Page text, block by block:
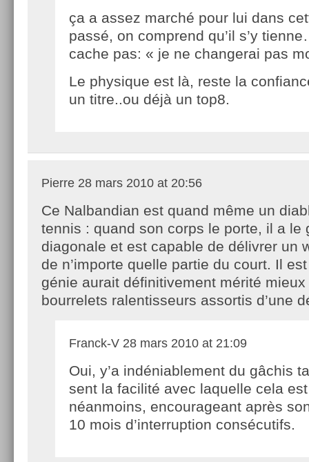
ça a assez marché pour lui dans
passé, on comprend qu’il s’y
cache pas: « je ne changerai pas
Le physique est là, reste la
un titre..ou déjà un top8.
Pierre 28 mars 2010 at 20:56
Ce Nalbandian est quand même un
tennis : quand son corps le porte, il a le
diagonale et est capable de délivrer un
de n’importe quelle partie du court. Il
génie aurait définitivement mérité mieux
bourrelets ralentisseurs assortis d’une
Franck-V 28 mars 2010 at 21:09
Oui, y’a indéniablement du gâchis
sent la facilité avec laquelle cela
néanmoins, encourageant après
10 mois d’interruption consécutifs.